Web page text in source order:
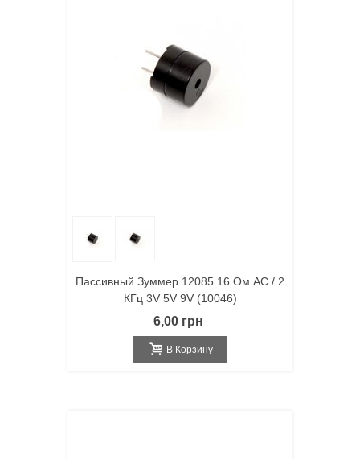
Пассивный Зуммер 12085 16 Ом AC / 2
КГц 3V 5V 9V (10046)
6,00 грн
В Корзину